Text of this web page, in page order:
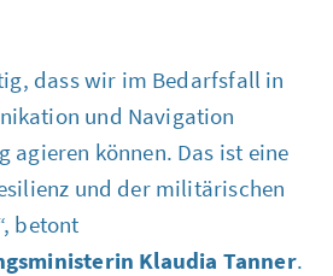
dass wir im Bedarfsfall in
und Navigation
agieren können. Das ist eine
und der militärischen
betont
Klaudia Tanner.